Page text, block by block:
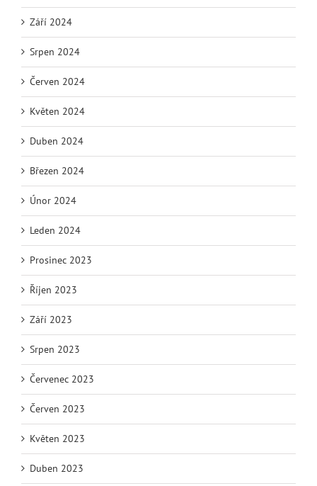
Září 2024
Srpen 2024
Červen 2024
Květen 2024
Duben 2024
Březen 2024
Únor 2024
Leden 2024
Prosinec 2023
Říjen 2023
Září 2023
Srpen 2023
Červenec 2023
Červen 2023
Květen 2023
Duben 2023